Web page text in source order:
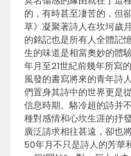
的，有時甚至凄苦的，但
草》凝聚著詩人在坎坷歲
的銘記也是所有人全體記
生的味道是相當奧妙的體
年月至21世紀前幾年所寫
風發的書寫將來的青年詩
們置身其詩中的世界更是
信息時期。駱冷超的詩并
種對感情和心坎生涯的抒
廣泛請求相往甚遠，卻也
50年月不只是詩人的芳華